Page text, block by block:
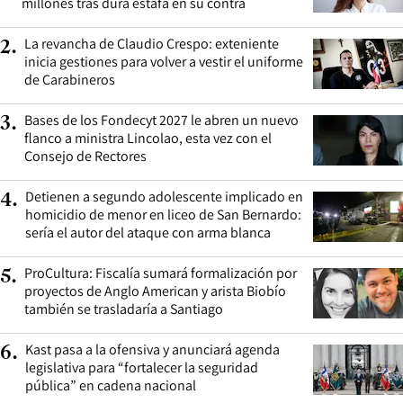
2. La revancha de Claudio Crespo: exteniente
inicia gestiones para volver a vestir el uniforme
de Carabineros
3. Bases de los Fondecyt 2027 le abren un nuevo
flanco a ministra Lincolao, esta vez con el
Consejo de Rectores
4. Detienen a segundo adolescente implicado en
homicidio de menor en liceo de San Bernardo:
sería el autor del ataque con arma blanca
5. ProCultura: Fiscalía sumará formalización por
proyectos de Anglo American y arista Biobío
también se trasladaría a Santiago
6. Kast pasa a la ofensiva y anunciará agenda
legislativa para “fortalecer la seguridad
pública” en cadena nacional